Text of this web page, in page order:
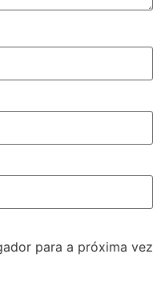
para a próxima vez